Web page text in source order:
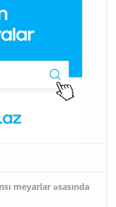
meyarlar əsasında